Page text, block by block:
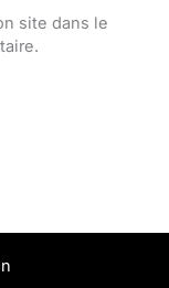
site dans le